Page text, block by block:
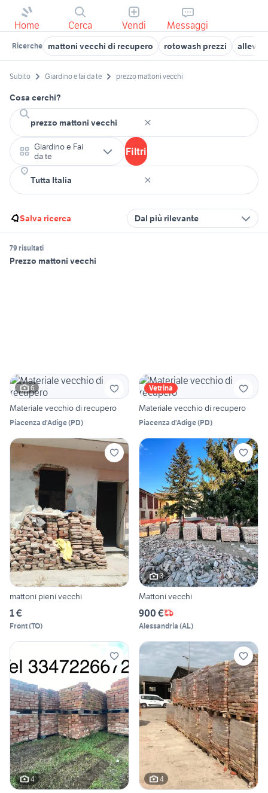
Home Cerca Vendi Messaggi
Ricerche mattoni vecchi di recupero rotowash prezzi
Subito Giardino e fai da te prezzo mattoni vecchi
Cosa cerchi?
Giardino e Fai
da te
Filtri
Salva ricerca Dal più rilevante
79 risultati
Prezzo mattoni vecchi
6
Materiale vecchio di recupero
Piacenza d'Adige(PD)
Vetrina
Materiale vecchio di recupero
Piacenza d'Adige(PD)
mattoni pieni vecchi
1 €
Front(TO)
3
Mattoni vecchi
900 €
Alessandria (AL)
4 4